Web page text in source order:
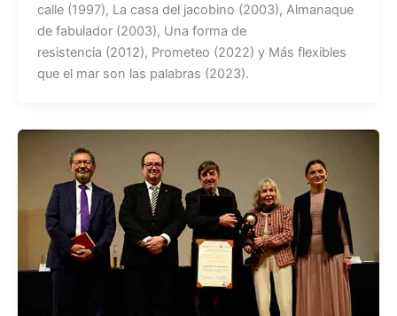
calle (1997), La casa del jacobino (2003), Almanaque
de fabulador (2003), Una forma de
resistencia (2012), Prometeo (2022) y Más flexibles
que el mar son las palabras (2023).